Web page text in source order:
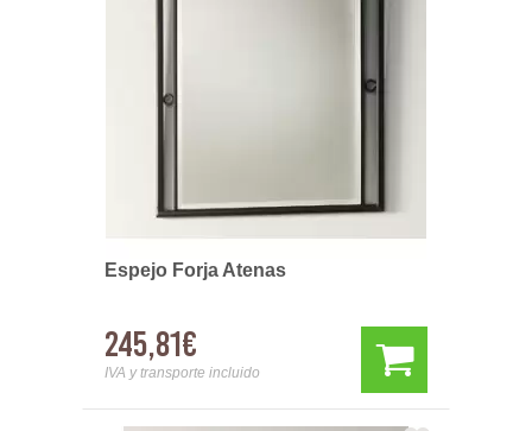
Espejo Forja Atenas
245,81€
IVA y transporte incluido